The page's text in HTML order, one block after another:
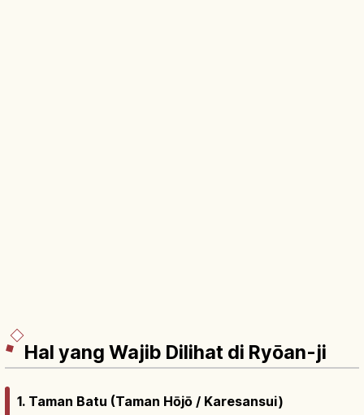
Hal yang Wajib Dilihat di Ryōan-ji
1. Taman Batu (Taman Hōjō / Karesansui)